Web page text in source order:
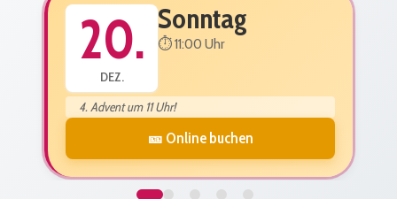
20.
DEZ.
Sonntag
⏱️ 11:00 Uhr
4. Advent um 11 Uhr!
🎫 Online buchen